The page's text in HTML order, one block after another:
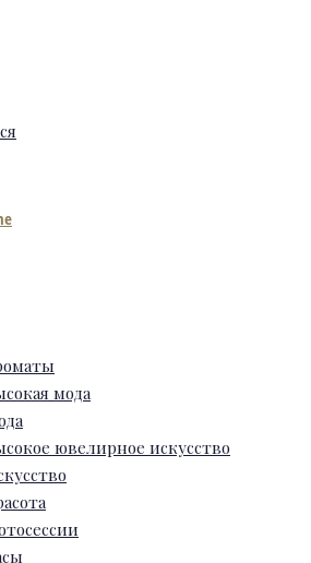
мода
ювелирное искусство